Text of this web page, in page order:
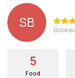
SB
5
Food